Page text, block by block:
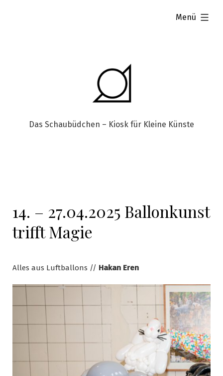
Das Schaubüdchen – Kiosk für Kleine Künste
Menü
aufgeklappt
14. – 27.04.2025 Ballonkunst
trifft Magie
Alles aus Luftballons // Hakan Eren